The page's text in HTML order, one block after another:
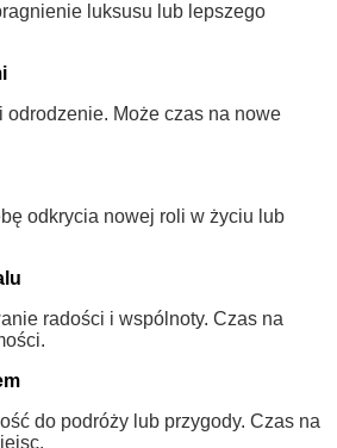
luksusu lub lepszego
Może czas na nowe
odkrycia nowej roli w życiu lub
radości i wspólnoty. Czas na
do podróży lub przygody. Czas na